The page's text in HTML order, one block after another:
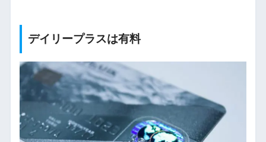
デイリープラスは有料